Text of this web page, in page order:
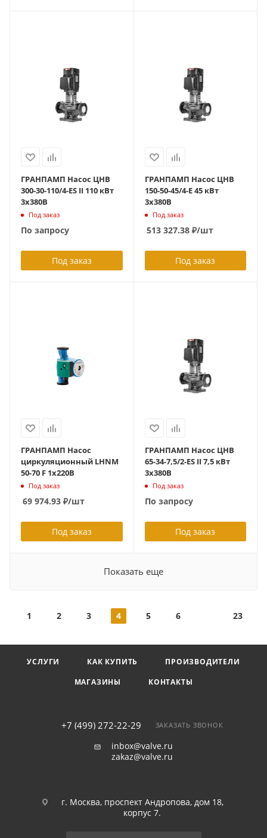
ГРАНПАМП Насос ЦНВ
300-30-110/4-ES II 110 кВт
3х380В
Под заказ
По запросу
Под заказ
ГРАНПАМП Насос ЦНВ
150-50-45/4-Е 45 кВт
3х380В
Под заказ
513 327.38₽/шт
Под заказ
ГРАНПАМП Насос
циркуляционный LHNM
50-70 F 1х220В
Под заказ
69 974.93 ₽/шт
Под заказ
ГРАНПАМП Насос ЦНВ
65-34-7,5/2-ЕS II 7,5 кВт
3х380В
Под заказ
По запросу
Под заказ
Показать еще
1 2 3 4 5 6 23
УСЛУГИ КАК КУПИТЬ
ПРОИЗВОДИТЕЛИ
МАГАЗИНЫ
КОНТАКТЫ
+7 (499) 272-22-29 ЗАКАЗАТЬ ЗВОНОК
inbox@valve.ru
zakaz@valve.ru
г. Москва, проспект Андропова, дом 18,
корпус 7.